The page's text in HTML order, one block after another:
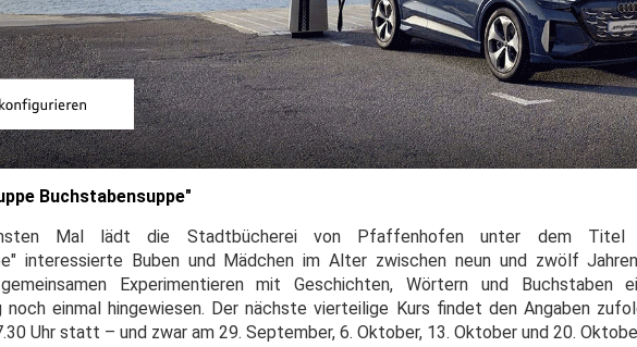
Buchstabensuppe"
Mal lädt die Stadtbücherei von Pfaffenhofen unter dem Titel
interessierte Buben und Mädchen im Alter zwischen neun und zwölf
Experimentieren mit Geschichten, Wörtern und Buchstaben
einmal hingewiesen. Der nächste vierteilige Kurs findet den Angaben
Uhr statt – und zwar am 29. September, 6. Oktober, 13. Oktober und 20.